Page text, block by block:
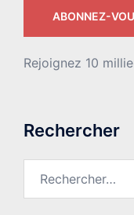
ABONNEZ-
Rejoignez 10
Rechercher